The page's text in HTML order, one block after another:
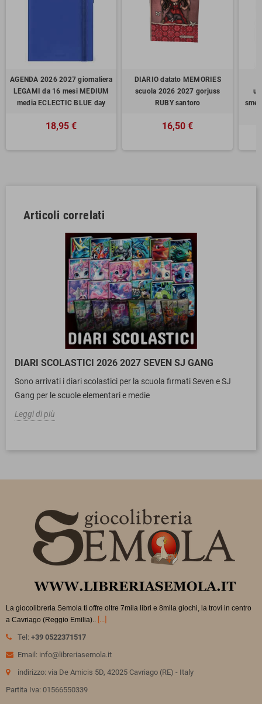
AGENDA 2026 2027 giornaliera
LEGAMI da 16 mesi MEDIUM
media ECLECTIC BLUE day
18,95 €
DIARIO datato MEMORIES
scuola 2026 2027 gorjuss
RUBY santoro
16,50 €
Articoli correlati
DIARI SCOLASTICI 2026 2027 SEVEN SJ GANG
Sono arrivati i diari scolastici per la scuola firmati Seven e SJ
Gang per le scuole elementari e medie
Leggi di più
La giocolibreria Semola ti offre oltre 7mila libri e 8mila giochi, la trovi in centro
a Cavriago (Reggio Emilia).. [...]
Tel: +39 0522371517
Email: info@libreriasemola.it
indirizzo: via De Amicis 5D, 42025 Cavriago (RE) - Italy
Partita Iva: 01566550339